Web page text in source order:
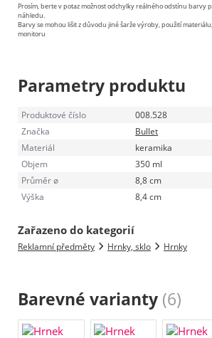
Prosím, berte v potaz možnost odchylky reálného odstínu barvy
náhledu.
Barvy se mohou lišit z důvodu jiné šarže výroby, použití
monitoru
Parametry produktu
Produktové číslo
008.528
Značka
Bullet
Materiál
keramika
Objem
350 ml
Průměr ø
8,8 cm
Výška
8,4 cm
Zařazeno do kategorií
Reklamní předměty Hrnky, sklo Hrnky
Barevné varianty (6)